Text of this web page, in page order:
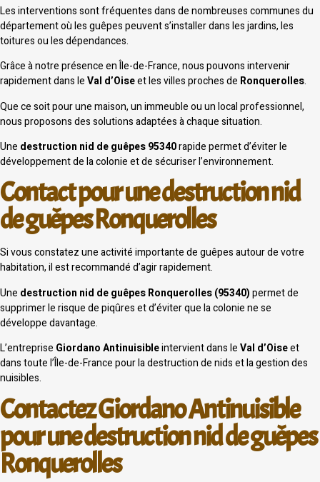
Les interventions sont fréquentes dans de nombreuses communes du
département où les guêpes peuvent s’installer dans les jardins, les
toitures ou les dépendances.
Grâce à notre présence en Île-de-France, nous pouvons intervenir
rapidement dans leVal d’Oiseet les villes proches de Ronquerolles.
Que ce soit pour une maison, un immeuble ou un local professionnel,
nous proposons des solutions adaptées à chaque situation.
Une destruction nid de guêpes 95340rapide permet d’éviter le
développement de la colonie et de sécuriser l’environnement.
Contact pour une destruction nid
de guêpes Ronquerolles
Si vous constatez une activité importante de guêpes autour de votre
habitation, il est recommandé d’agir rapidement.
Une destruction nid de guêpes Ronquerolles (95340)permet de
supprimer le risque de piqûres et d’éviter que la colonie ne se
développe davantage.
L’entreprise Giordano Antinuisibleintervient dans leVal d’Oiseet
dans toute l’Île-de-France pour la destruction de nids et la gestion des
nuisibles.
Contactez Giordano Antinuisible
pour une destruction nid de guêpes
Ronquerolles